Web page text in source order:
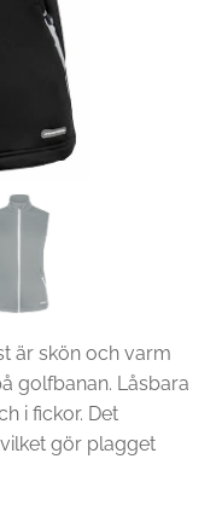
är skön och varm
golfbanan. Låsbara
i fickor. Det
gör plagget